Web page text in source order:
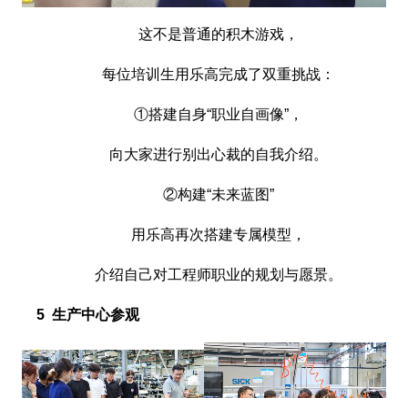
这不是普通的积木游戏，
每位培训生用乐高完成了双重挑战：
①搭建自身“职业自画像”，
向大家进行别出心裁的自我介绍。
②构建“未来蓝图”
用乐高再次搭建专属模型，
介绍自己对工程师职业的规划与愿景。
5 生产中心参观